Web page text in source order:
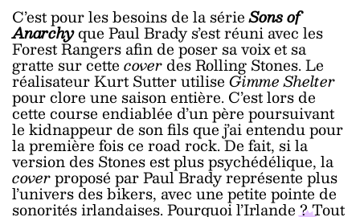
C’est pour les besoins de la sérieSons of
Anarchyque Paul Brady s’est réuni avec les
Forest Rangers afin de poser sa voix et sa
gratte sur cettecoverdes Rolling Stones. Le
réalisateur Kurt Sutter utiliseGimme Shelter
pour clore une saison entière. C’est lors de
cette course endiablée d’un père poursuivant
le kidnappeur de son fils que j’ai entendu pour
la première fois ce road rock. De fait, si la
version des Stones est plus psychédélique, la
coverproposé par Paul Brady représente plus
l’univers des bikers, avec une petite pointe de
sonorités irlandaises. Pourquoi l’Irlande ? Tout